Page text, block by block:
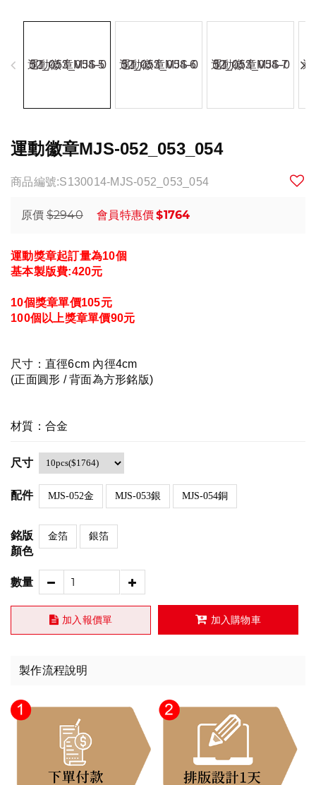
運動徽章MJS-052_053_054
商品編號:S130014-MJS-052_053_054
原價 $2940 會員特惠價$1764
運動獎章起訂量為10個
基本製版費:420元
10個獎章單價105元
100個以上獎章單價90元
尺寸：直徑6cm 內徑4cm
(正面圓形 / 背面為方形銘版)
材質：合金
尺寸
配件 MJS-052金 MJS-053銀 MJS-054銅
銘版
顏色
金箔 銀箔
數量
加入報價單 加入購物車
製作流程說明